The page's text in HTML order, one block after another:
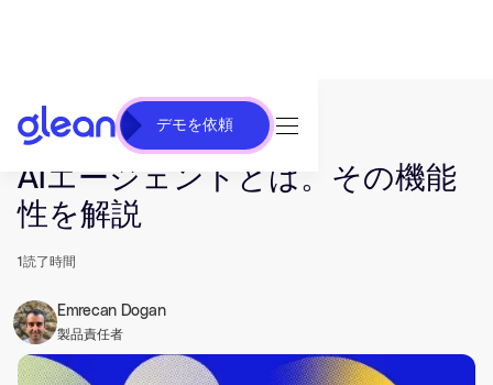
デモを依頼
発行済み Jun 07, 2024. 最終更新日 Jun 26, 2025.
AIエージェントとは。その機能
性を解説
1 読了時間
Emrecan Dogan
製品責任者